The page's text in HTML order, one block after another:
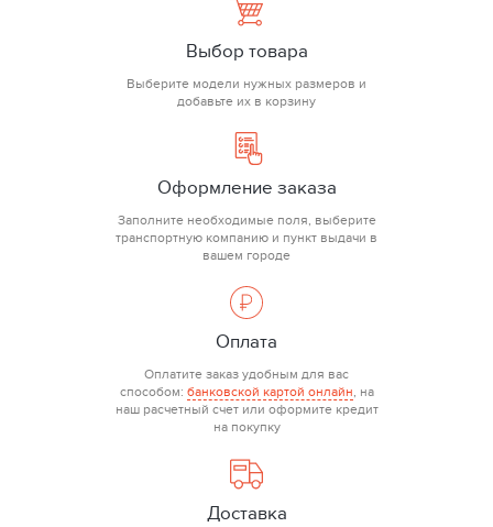
Выбор товара
Выберите модели нужных размеров и
добавьте их в корзину
Оформление заказа
Заполните необходимые поля, выберите
транспортную компанию и пункт выдачи в
вашем городе
Оплата
Оплатите заказ удобным для вас
способом: банковской картой онлайн , на
наш расчетный счет или оформите кредит
на покупку
Доставка